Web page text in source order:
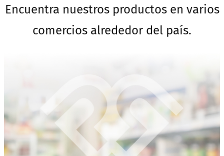
Encuentra nuestros productos en varios
comercios alrededor del país.